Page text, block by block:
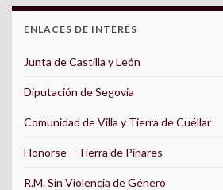
ENLACES DE INTERÉS
Junta de Castilla y León
Diputación de Segovia
Comunidad de Villa y Tierra de Cuéllar
Honorse – Tierra de Pinares
R.M. Sin Violencia de Género